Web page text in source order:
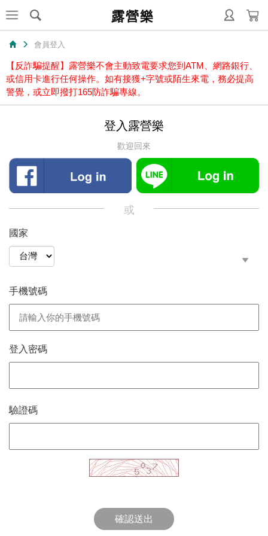
露營樂
會員登入
【反詐騙提醒】露營樂不會主動致電要求您到ATM、網路銀行、
或信用卡進行任何操作。如有接獲+字號或陌生來電，務必提高
警覺，或立即撥打165防詐騙專線。
登入露營樂
歡迎回來
或
國家
手機號碼
登入密碼
驗證碼
確認送出